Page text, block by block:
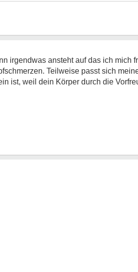
irgendwas ansteht auf das ich mich
Teilweise passt sich
ist, weil dein Körper durch die